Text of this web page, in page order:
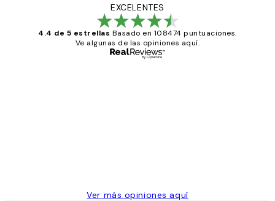
EXCELENTES
4.4 de 5 estrellas Basado en 108474 puntuaciones.
Ve algunas de las opiniones aquí.
Ver más opiniones aquí